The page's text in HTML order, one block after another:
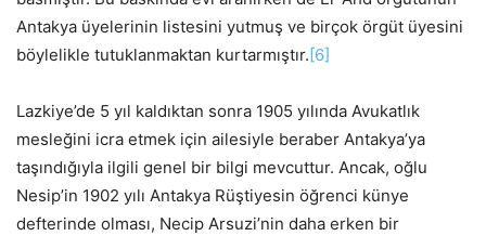
Antakya üyelerinin listesini yutmuş ve birçok örgüt üyesini
böylelikle tutuklanmaktan kurtarmıştır. [6]
Lazkiye’de 5 yıl kaldıktan sonra 1905 yılında Avukatlık
mesleğini icra etmek için ailesiyle beraber Antakya’ya
taşındığıyla ilgili genel bir bilgi mevcuttur. Ancak, oğlu
Nesip’in 1902 yılı Antakya Rüştiyesin öğrenci künye
defterinde olması, Necip Arsuzi’nin daha erken bir